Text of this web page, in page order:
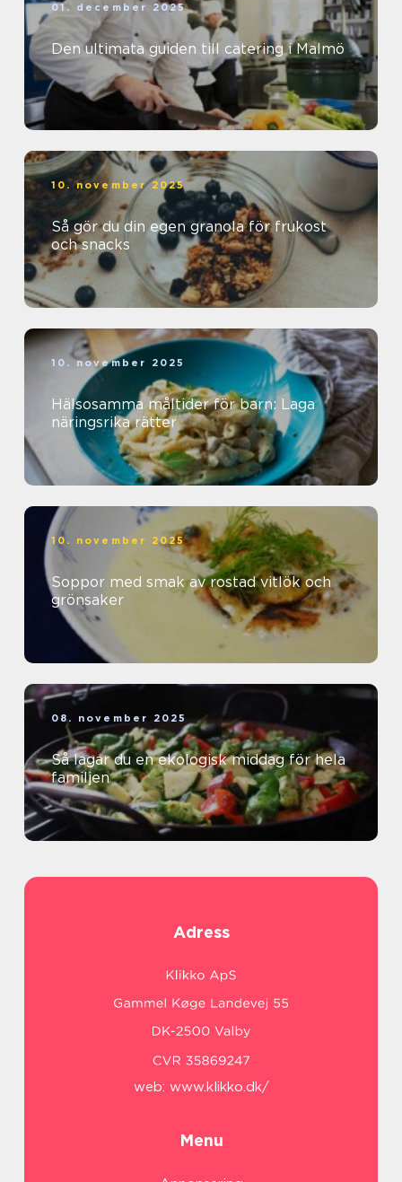
01. december 2025
Den ultimata guiden till catering i Malmö
10. november 2025
Så gör du din egen granola för frukost
och snacks
10. november 2025
Hälsosamma måltider för barn: Laga
näringsrika rätter
10. november 2025
Soppor med smak av rostad vitlök och
grönsaker
08. november 2025
Så lagar du en ekologisk middag för hela
familjen
Adress
web: www.klikko.dk/
Menu